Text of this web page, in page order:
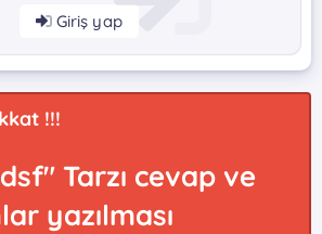
Giriş yap
!!!
Tarzı cevap ve
yazılması